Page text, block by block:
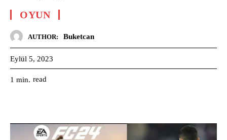
OYUN
AUTHOR: Buketcan
Eylül 5, 2023
1 min. read